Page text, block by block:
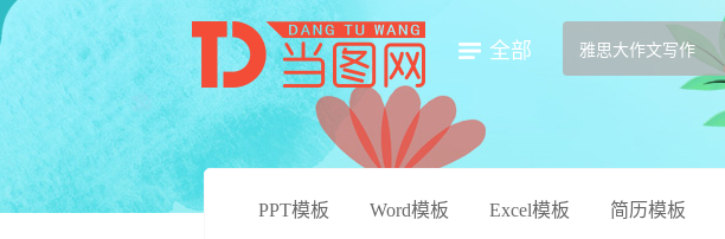
全部
PPT模板 Word模板 Excel模板 简历模板